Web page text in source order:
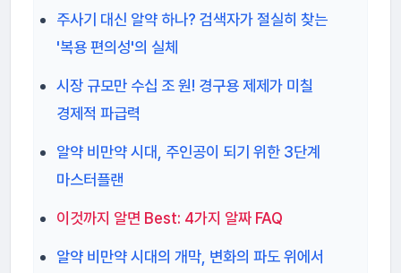
주사기 대신 알약 하나? 검색자가 절실히 찾는
'복용 편의성'의 실체
시장 규모만 수십 조 원! 경구용 제제가 미칠
경제적 파급력
알약 비만약 시대, 주인공이 되기 위한 3단계
마스터플랜
이것까지 알면 Best: 4가지 알짜 FAQ
알약 비만약 시대의 개막, 변화의 파도 위에서